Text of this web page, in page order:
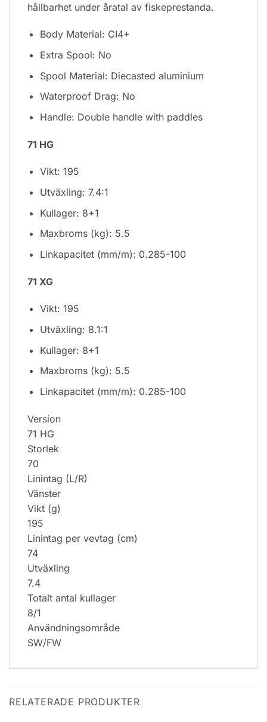
hållbarhet under åratal av fiskeprestanda.
Body Material: CI4+
Extra Spool: No
Spool Material: Diecasted aluminium
Waterproof Drag: No
Handle: Double handle with paddles
71 HG
Vikt: 195
Utväxling: 7.4:1
Kullager: 8+1
Maxbroms (kg): 5.5
Linkapacitet (mm/m): 0.285-100
71 XG
Vikt: 195
Utväxling: 8.1:1
Kullager: 8+1
Maxbroms (kg): 5.5
Linkapacitet (mm/m): 0.285-100
Version
71 HG
Storlek
70
Linintag (L/R)
Vänster
Vikt (g)
195
Linintag per vevtag (cm)
74
Utväxling
7.4
Totalt antal kullager
8/1
Användningsområde
SW/FW
RELATERADE PRODUKTER